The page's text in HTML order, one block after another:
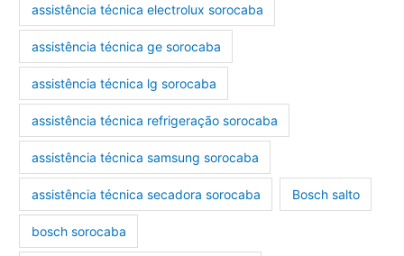
assistência técnica electrolux sorocaba
assistência técnica ge sorocaba
assistência técnica lg sorocaba
assistência técnica refrigeração sorocaba
assistência técnica samsung sorocaba
assistência técnica secadora sorocaba Bosch salto
bosch sorocaba